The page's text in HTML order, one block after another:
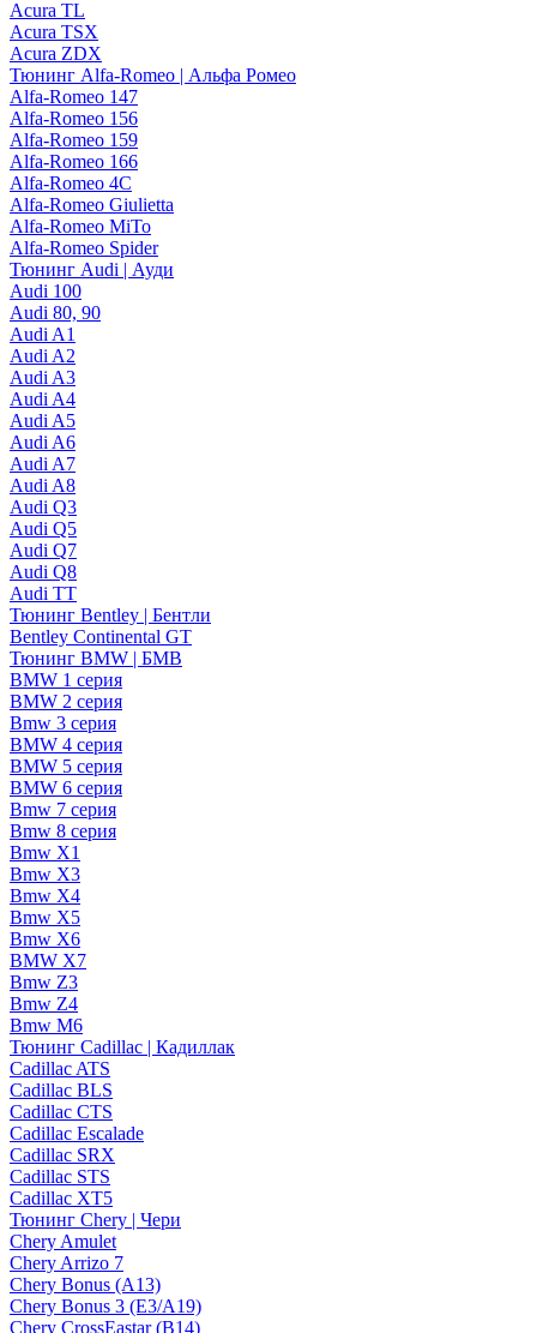
Acura TL
Acura TSX
Acura ZDX
Тюнинг Alfa-Romeo | Альфа Ромео
Alfa-Romeo 147
Alfa-Romeo 156
Alfa-Romeo 159
Alfa-Romeo 166
Alfa-Romeo 4C
Alfa-Romeo Giulietta
Alfa-Romeo MiTo
Alfa-Romeo Spider
Тюнинг Audi | Ауди
Audi 100
Audi 80, 90
Audi A1
Audi A2
Audi A3
Audi A4
Audi A5
Audi A6
Audi A7
Audi A8
Audi Q3
Audi Q5
Audi Q7
Audi Q8
Audi TT
Тюнинг Bentley | Бентли
Bentley Continental GT
Тюнинг BMW | БМВ
BMW 1 серия
BMW 2 серия
Bmw 3 серия
BMW 4 серия
BMW 5 серия
BMW 6 серия
Bmw 7 серия
Bmw 8 серия
Bmw X1
Bmw X3
Bmw X4
Bmw X5
Bmw X6
BMW X7
Bmw Z3
Bmw Z4
Bmw М6
Тюнинг Cadillac | Кадиллак
Cadillac ATS
Cadillac BLS
Cadillac CTS
Cadillac Escalade
Cadillac SRX
Cadillac STS
Cadillac XT5
Тюнинг Chery | Чери
Chery Amulet
Chery Arrizo 7
Chery Bonus (A13)
Chery Bonus 3 (E3/A19)
Chery CrossEastar (B14)